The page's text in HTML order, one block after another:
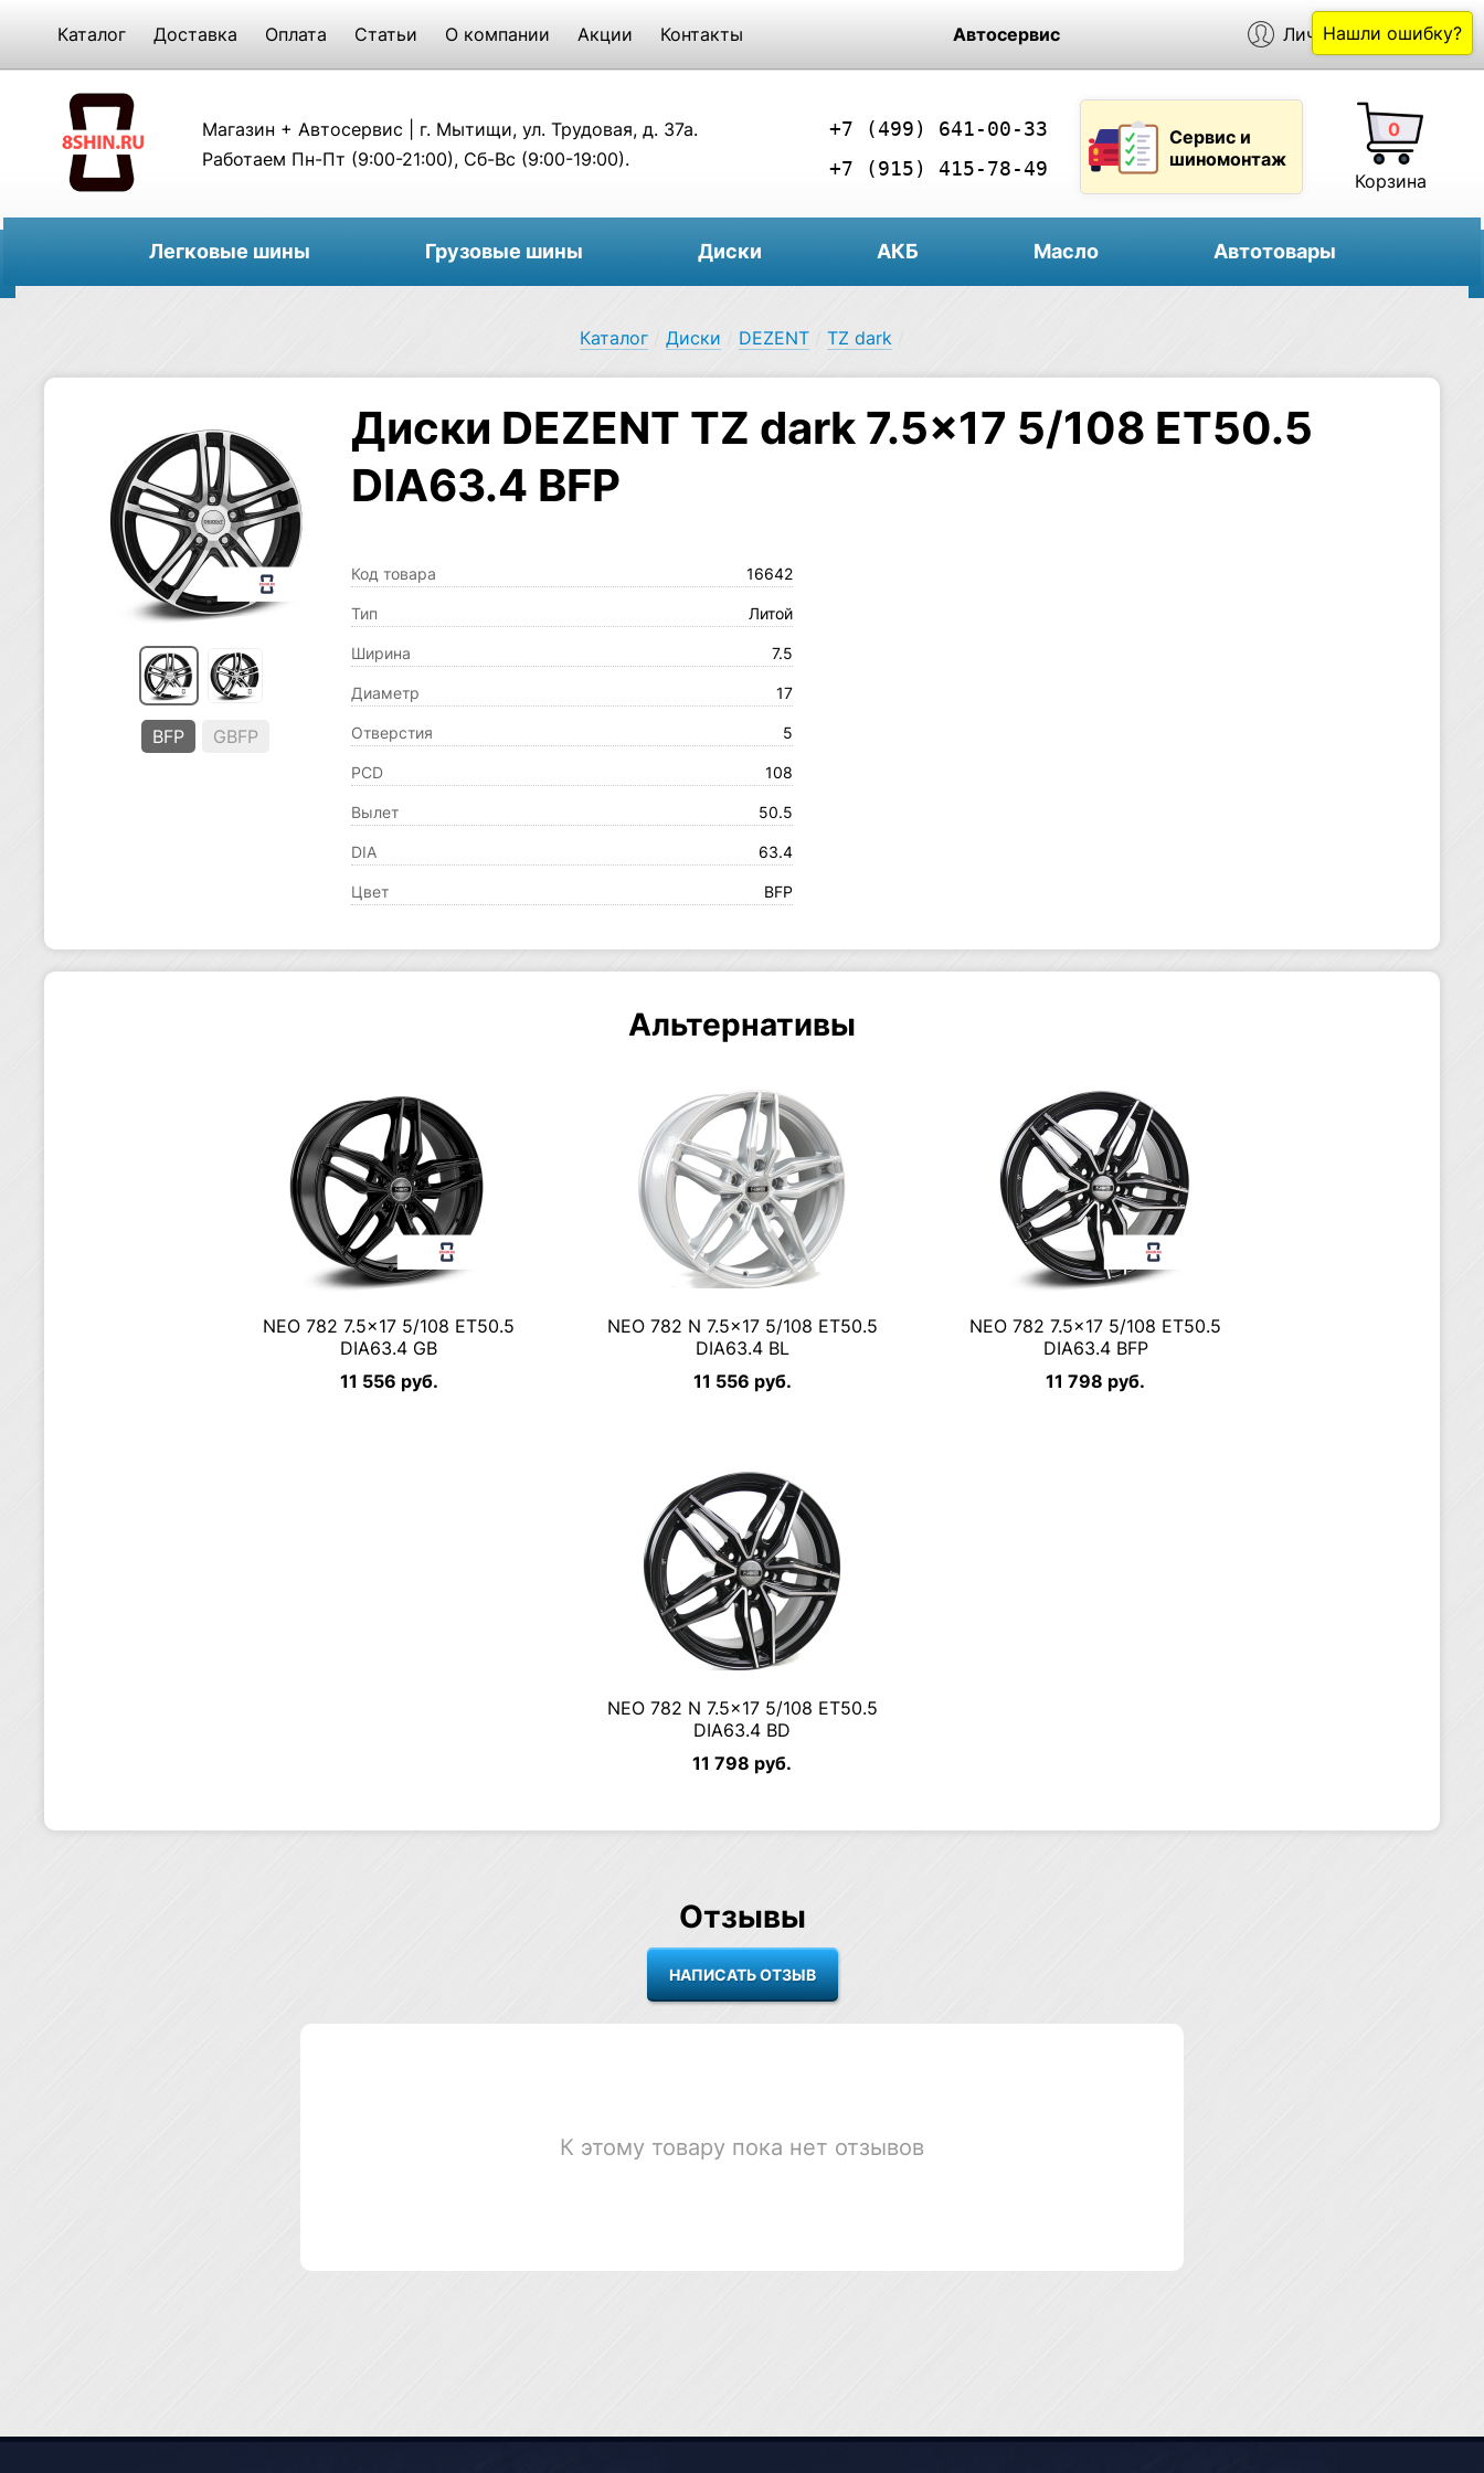
Каталог Доставка Оплата Статьи О компании Акции Контакты Автосервис Личный кабинет
Магазин + Автосервис | г. Мытищи, ул. Трудовая, д. 37а.
Работаем Пн-Пт (9:00-21:00), Сб-Вс (9:00-19:00).
+7 (499) 641-00-33
+7 (915) 415-78-49
Сервис и
шиномонтаж
0
Корзина
Легковые шины Грузовые шины Диски АКБ Масло Автотовары
Каталог Диски DEZENT TZ dark
BFP GBFP
Диски DEZENT TZ dark 7.5×17 5/108 ET50.5
DIA63.4 BFP
Код товара 16642
Тип Литой
Ширина 7.5
Диаметр 17
Отверстия 5
PCD 108
Вылет 50.5
DIA 63.4
Цвет BFP
Альтернативы
NEO 782 7.5×17 5/108 ET50.5
DIA63.4 GB
11 556 руб.
NEO 782 N 7.5×17 5/108 ET50.5
DIA63.4 BL
11 556 руб.
NEO 782 7.5×17 5/108 ET50.5
DIA63.4 BFP
11 798 руб.
NEO 782 N 7.5×17 5/108 ET50.5
DIA63.4 BD
11 798 руб.
Отзывы
К этому товару пока нет отзывов
Нашли ошибку?